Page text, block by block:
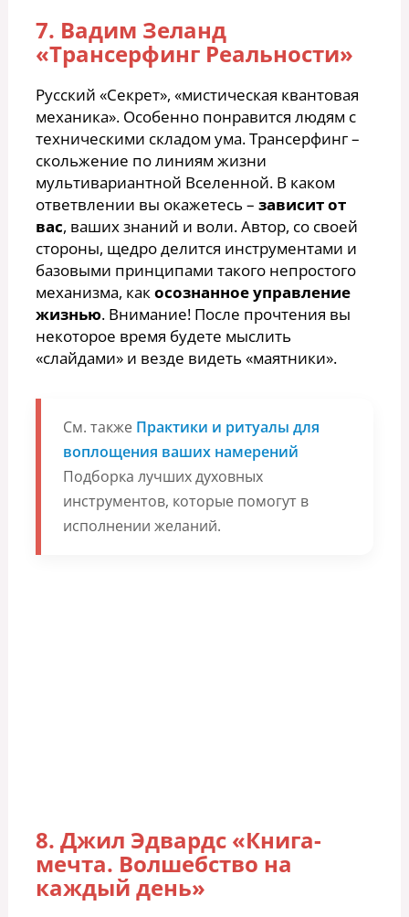
7. Вадим Зеланд
«Трансерфинг Реальности»
Русский «Секрет», «мистическая квантовая
механика». Особенно понравится людям с
техническими складом ума. Трансерфинг –
скольжение по линиям жизни
мультивариантной Вселенной. В каком
ответвлении вы окажетесь – зависит от
вас, ваших знаний и воли. Автор, со своей
стороны, щедро делится инструментами и
базовыми принципами такого непростого
механизма, какосознанное управление
жизнью. Внимание! После прочтения вы
некоторое время будете мыслить
«слайдами» и везде видеть «маятники».
См. также Практики и ритуалы для
воплощения ваших намерений
Подборка лучших духовных
инструментов, которые помогут в
исполнении желаний.
8. Джил Эдвардс «Книга-
мечта. Волшебство на
каждый день»